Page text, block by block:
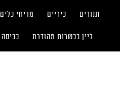
תנורים כיריים מדיחי כלים
ליין בכשרות מהודרת כביסה